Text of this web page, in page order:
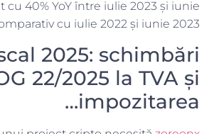
cu 40% YoY între iulie 2023 și iunie
cu iulie 2022 și iunie 2023.
2025: schimbări
22/2025 la TVA și
impozitarea…